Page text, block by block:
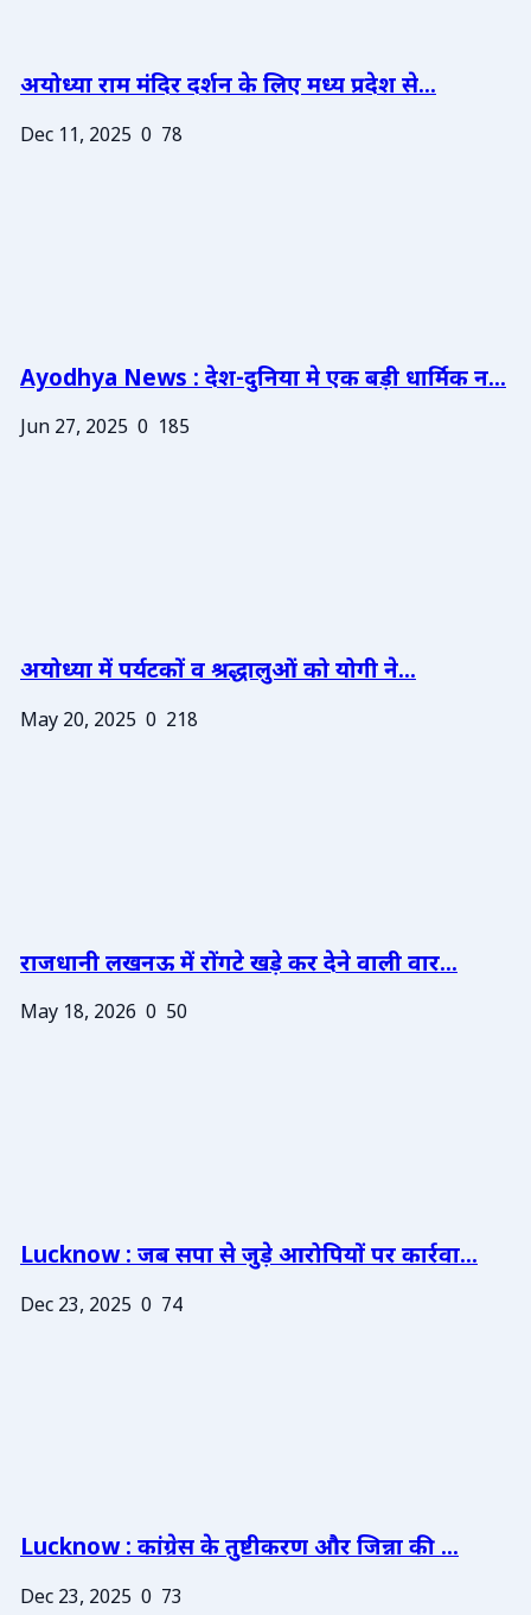
अयोध्या राम मंदिर दर्शन के लिए मध्य प्रदेश से...
Dec 11, 2025 0 78
Ayodhya News : देश-दुनिया मे एक बड़ी धार्मिक न...
Jun 27, 2025 0 185
अयोध्या में पर्यटकों व श्रद्धालुओं को योगी ने...
May 20, 2025 0 218
राजधानी लखनऊ में रोंगटे खड़े कर देने वाली वार...
May 18, 2026 0 50
Lucknow : जब सपा से जुड़े आरोपियों पर कार्रवा...
Dec 23, 2025 0 74
Lucknow : कांग्रेस के तुष्टीकरण और जिन्ना की ...
Dec 23, 2025 0 73